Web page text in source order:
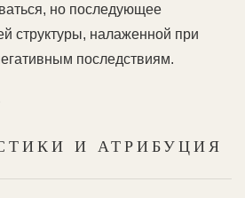
но последующее
структуры, налаженной при
последствиям.
И АТРИБУЦИЯ